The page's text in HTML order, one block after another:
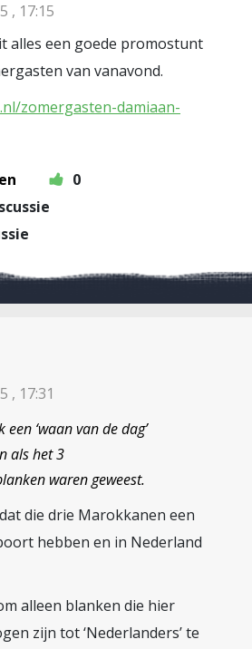
, 17:15
alles een goede promostunt
van vanavond.
zomergasten-damiaan-
0
, 17:31
‘waan van de dag’
als het 3
waren geweest.
die drie Marokkanen een
hebben en in Nederland
alleen blanken die hier
zijn tot ‘Nederlanders’ te